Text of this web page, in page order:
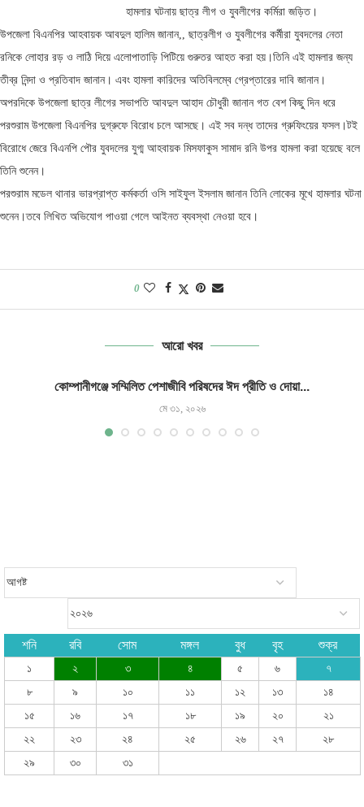
হামলার ঘটনায় ছাত্র লীগ ও যুবলীগের কর্মিরা জড়িত।
উপজেলা বিএনপির আহবায়ক আবদুল হালিম জানান,, ছাত্রলীগ ও যুবলীগের কর্মীরা যুবদলের নেতা
রনিকে লোহার রড় ও লাঠি দিয়ে এলোপাতাড়ি পিটিয়ে গুরুতর আহত করা হয়।তিনি এই হামলার জন্য
তীব্র নিন্দা ও প্রতিবাদ জানান। এবং হামলা কারিদের অতিবিলম্বে গ্রেপ্তারের দাবি জানান।
অপরদিকে উপজেলা ছাত্র লীগের সভাপতি আবদুল আহাদ চৌধুরী জানান গত বেশ কিছু দিন ধরে
পরশুরাম উপজেলা বিএনপির দুগ্রুফে বিরোধ চলে আসছে। এই সব দন্ধ তাদের গ্রুফিংয়ের ফসল।টই
বিরোধে জেরে বিএনপি পৌর যুবদলের যুগ্ম আহবায়ক মিসফাকুস সামাদ রনি উপর হামলা করা হয়েছে বলে
তিনি শুনেন।
পরশুরাম মডেল থানার ভারপ্রাপ্ত কর্মকর্তা ওসি সাইফুল ইসলাম জানান তিনি লোকের মূখে হামলার ঘটনা
শুনেন।তবে লিখিত অভিযোগ পাওয়া গেলে আইনত ব্যবস্থা নেওয়া হবে।
0
আরো খবর
কোম্পানীগঞ্জে সম্মিলিত পেশাজীবি পরিষদের ঈদ প্রীতি ও দোয়া...
মে ৩১, ২০২৬
শনি রবি সোম মঙ্গল বুধ বৃহ শুক্র
১ ২ ৩ ৪ ৫ ৬
৭
৮
৯ ১০ ১১ ১২ ১৩
১৪
১৫
১৬ ১৭ ১৮ ১৯ ২০
২১
২২
২৩ ২৪ ২৫ ২৬ ২৭
২৮
২৯
৩০ ৩১